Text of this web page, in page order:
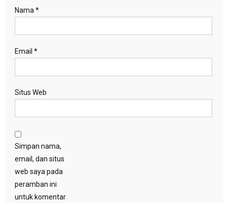
Nama *
Email *
Situs Web
Simpan nama,
email, dan situs
web saya pada
peramban ini
untuk komentar